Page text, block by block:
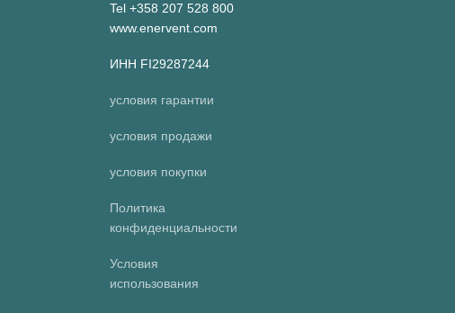
Tel +358 207 528 800
www.enervent.com
ИНН FI29287244
условия гарантии
условия продажи
условия покупки
Политика
конфиденциальности
Условия
использования